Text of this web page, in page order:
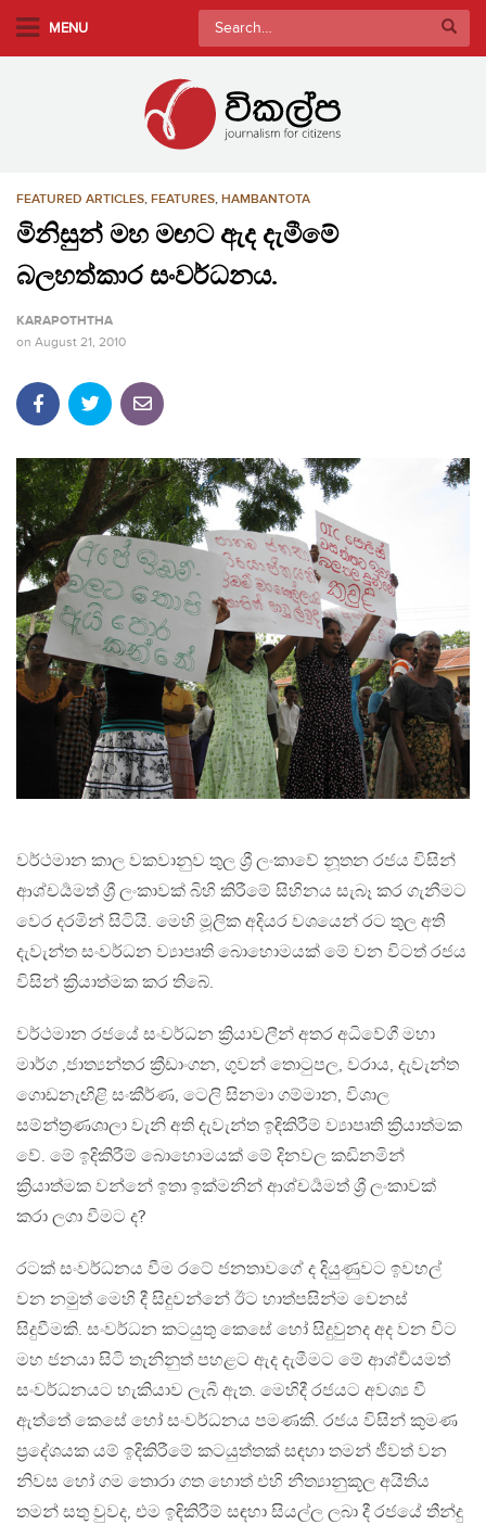
MENU
Search
for:
FEATURED ARTICLES, FEATURES, HAMBANTOTA
මිනිසුන් මහ මඟට ඇද දැමීමේ
බලහත්කාර සංවර්ධනය.
KARAPOTHTHA
on August 21, 2010
වර්ථමාන කාල වකවානුව තුල ශ්‍රී ලංකාවේ නූතන රජය විසින්
ආශ්චර්‍යමත් ශ්‍රී ලංකාවක් බිහි කිරීමේ සිහිනය සැබෑ කර ගැනීමට
වෙර දරමින් සිටියි. මෙහි මූලික අදියර වශයෙන් රට තුල අති
දැවැන්ත සංවර්ධන ව්‍යාපෘති බොහොමයක් මේ වන විටත් රජය
විසින් ක්‍රියාත්මක කර තිබේ.
වර්ථමාන රජයේ සංවර්ධන ක්‍රියාවලීන් අතර අධිවේගී මහා
මාර්ග ,ජාත්‍යන්තර ක්‍රීඩාංගන, ගුවන් තොටුපල, වරාය, දැවැන්ත
ගොඩනැඟිළි සංකීර්ණ, ටෙලි සිනමා ගම්මාන, විශාල
සම්න්ත්‍රණශාලා වැනි අති දැවැන්ත ඉඳිකිරීම් ව්‍යාපෘති ක්‍රියාත්මක
වේ. මේ ඉදිකිරීම් බොහොමයක් මේ දිනවල කඩිනමින්
ක්‍රියාත්මක වන්නේ ඉතා ඉක්මනින් ආශ්චර්‍යමත් ශ්‍රී ලංකාවක්
කරා ලගා වීමට ද?
රටක් සංවර්ධනය වීම රටේ ජනතාවගේ ද දියුණුවට ඉවහල්
වන නමුත් මෙහි දී සිදුවන්නේ ඊට හාත්පසින්ම වෙනස්
සිදුවීමකි. සංවර්ධන කටයුතු කෙසේ හෝ සිදුවුනද අද වන විට
මහ ජනයා සිටි තැනිනුත් පහළට ඇද දැමීමට මේ ආශ්ර්‍චයමත්
සංවර්ධනයට හැකියාව ලැබී ඇත. මෙහිදී රජයට අවශ්‍ය වී
ඇත්තේ කෙසේ හෝ සංවර්ධනය පමණකි. රජය විසින් කුමණ
ප්‍රදේශයක යම් ඉදිකිරීමේ කටයුත්තක් සඳහා තමන් ජීවත් වන
නිවස හෝ ගම තොරා ගත හොත් එහි නීත්‍යානුකූල අයිතිය
තමන් සතු වුවද, එම ඉඳිකිරීම් සඳහා සියල්ල ලබා දී රජයේ තීන්දු